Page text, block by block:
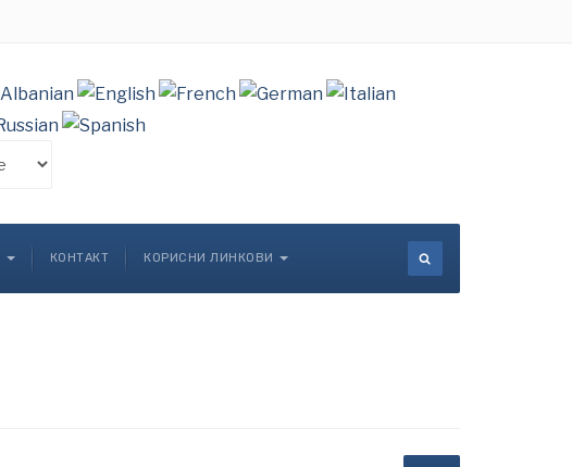
КОНТАКТ КОРИСНИ ЛИНКОВИ